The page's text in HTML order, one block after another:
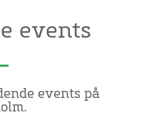
events
events på